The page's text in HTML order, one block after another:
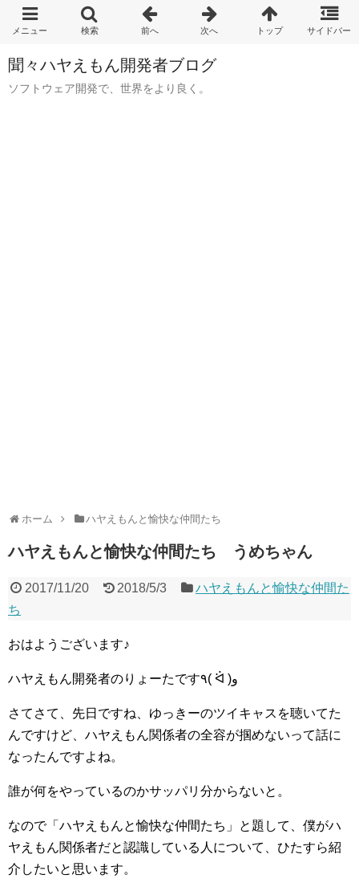
聞々ハヤえもん開発者ブログ
ソフトウェア開発で、世界をより良く。
ホーム ハヤえもんと愉快な仲間たち
ハヤえもんと愉快な仲間たち うめちゃん
2017/11/20 2018/5/3
ハヤえもんと愉快な仲間た
ち
おはようございます♪
ハヤえもん開発者のりょーたです٩( ᐛ )و
さてさて、先日ですね、ゆっきーのツイキャスを聴いてた
んですけど、ハヤえもん関係者の全容が掴めないって話に
なったんですよね。
誰が何をやっているのかサッパリ分からないと。
なので「ハヤえもんと愉快な仲間たち」と題して、僕がハ
ヤえもん関係者だと認識している人について、ひたすら紹
介したいと思います。